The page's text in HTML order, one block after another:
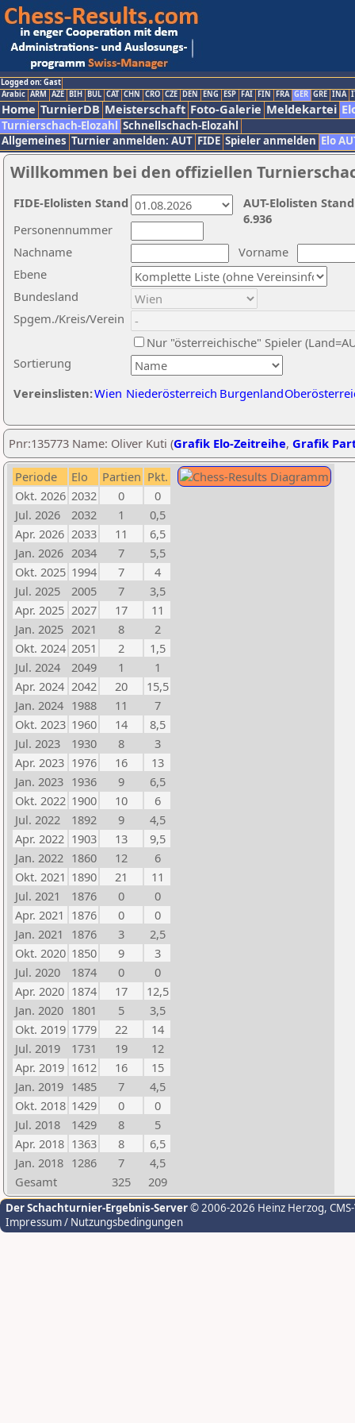
Logged on: Gast
Arabic ARM AZE BIH BUL CAT CHN CRO CZE DEN ENG ESP FAI FIN FRA GER GRE INA
Home TurnierDB Meisterschaft Foto-Galerie Meldekartei
Turnierschach-Elozahl Schnellschach-Elozahl
Allgemeines Turnier anmelden: AUT FIDE Spieler anmelden Elo
Willkommen bei den offiziellen
Nachname
Vorname
Ebene
Sortierung
Personennummer
Bundesland
Spgem./Kreis/Verein
Nur "österreichische" Spieler
Vereinslisten:Wien Niederösterreich Burgenland
AUT-Elolisten
6.936
FIDE-Elolisten Stand
Pnr:135773 Name: Oliver Kuti (Grafik Elo-Zeitreihe, Grafik
Periode Elo Partien Pkt.
Okt. 2026 2032 0
0
Jul. 2026
2032 1
0,5
Apr. 2026 2033 11
6,5
Jan. 2026 2034 7
5,5
Okt. 2025 1994 7
4
Jul. 2025
2005 7
3,5
Apr. 2025 2027 17
11
Jan. 2025 2021 8
2
Okt. 2024 2051 2
1,5
Jul. 2024
2049 1
1
Apr. 2024 2042 20
15,5
Jan. 2024 1988 11
7
Okt. 2023 1960 14
8,5
Jul. 2023
1930 8
3
Apr. 2023 1976 16
13
Jan. 2023 1936 9
6,5
Okt. 2022 1900 10
6
Jul. 2022
1892 9
4,5
Apr. 2022 1903 13
9,5
Jan. 2022 1860 12
6
Okt. 2021 1890 21
11
Jul. 2021
1876 0
0
Apr. 2021 1876 0
0
Jan. 2021
1876 3
2,5
Okt. 2020 1850 9
3
Jul. 2020
1874 0
0
Apr. 2020 1874 17
12,5
Jan. 2020 1801 5
3,5
Okt. 2019 1779 22
14
Jul. 2019
1731 19
12
Apr. 2019 1612 16
15
Jan. 2019 1485 7
4,5
Okt. 2018 1429 0
0
Jul. 2018
1429 8
5
Apr. 2018 1363 8
6,5
Jan. 2018 1286 7
4,5
Gesamt
325 209
Der Schachturnier-Ergebnis-Server© 2006-2026 Heinz Herzog,
Impressum / Nutzungsbedingungen